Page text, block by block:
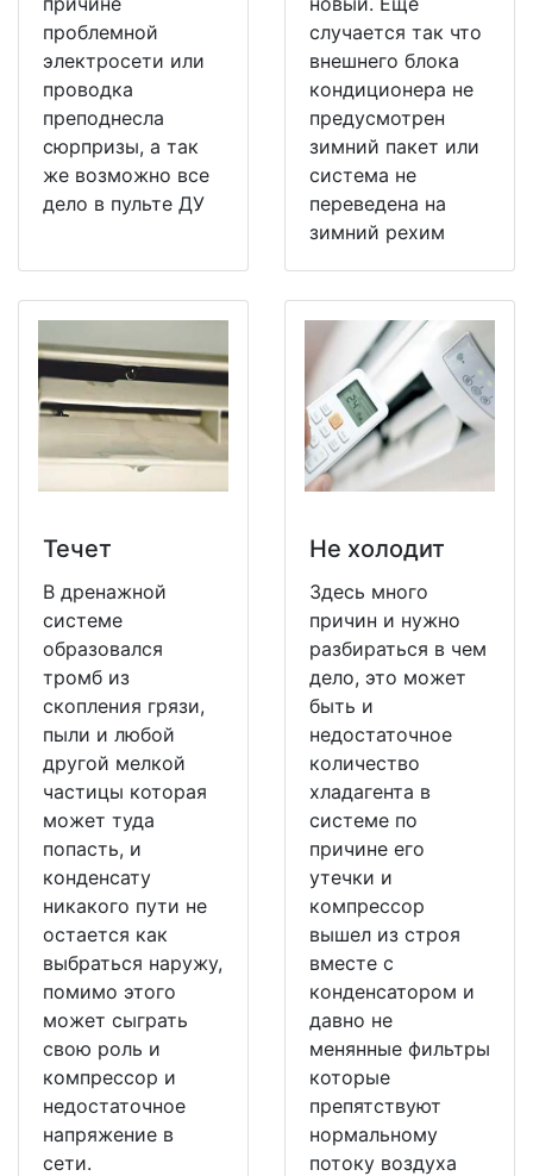
проблемной
электросети или
проводка
преподнесла
сюрпризы, а так
же возможно все
дело в пульте ДУ
случается так что
внешнего блока
кондиционера не
предусмотрен
зимний пакет или
система не
переведена на
зимний рехим
Течет
В дренажной
системе
образовался
тромб из
скопления грязи,
пыли и любой
другой мелкой
частицы которая
может туда
попасть, и
конденсату
никакого пути не
остается как
выбраться наружу,
помимо этого
может сыграть
свою роль и
компрессор и
недостаточное
напряжение в
сети.
Не холодит
Здесь много
причин и нужно
разбираться в чем
дело, это может
быть и
недостаточное
количество
хладагента в
системе по
причине его
утечки и
компрессор
вышел из строя
вместе с
конденсатором и
давно не
менянные фильтры
которые
препятствуют
нормальному
потоку воздуха